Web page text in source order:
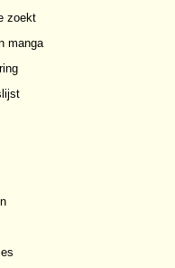
zoekt
manga